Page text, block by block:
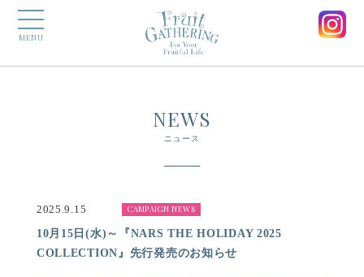
MENU
NEWS
ニュース
2025.9.15 CAMPAIGN NEWS
10月15日(水)～『NARS THE HOLIDAY 2025
COLLECTION』先行発売のお知らせ